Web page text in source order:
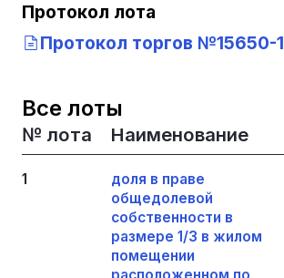
Протокол лота
Протокол торгов №15650-1
Все лоты
№ лота Наименование
1
доля в праве
общедолевой
собственности в
размере 1/3 в жилом
помещении
расположенном по